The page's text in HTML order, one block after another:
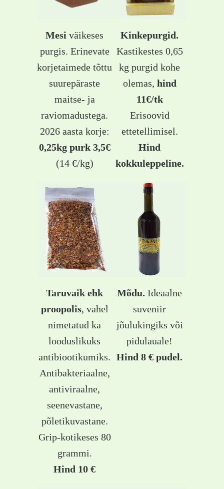
Mesi väikeses
purgis. Erinevate
korjetaimede tõttu
suurepäraste
maitse- ja
raviomadustega.
2026 aasta korje:
0,25kg purk 3,5€
(14 €/kg)
Kinkepurgid.
Kastikestes 0,65
kg purgid kohe
olemas, hind
11€/tk
Erisoovid
ettetellimisel.
Hind
kokkuleppeline.
Taruvaik ehk
proopolis, vahel
nimetatud ka
looduslikuks
antibiootikumiks.
Antibakteriaalne,
antiviraalne,
seenevastane,
põletikuvastane.
Grip-kotikeses 80
grammi.
Hind 10 €
Mõdu. Ideaalne
suveniir
jõulukingiks või
pidulauale!
Hind 8 € pudel.